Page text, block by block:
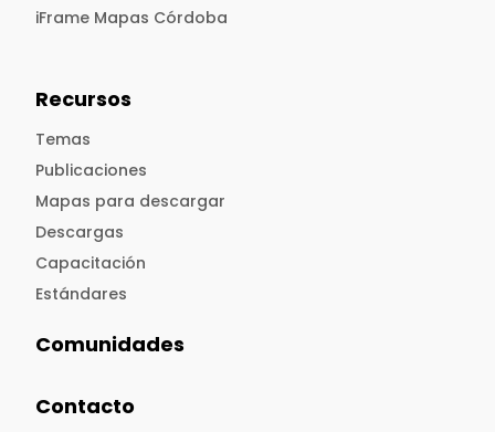
iFrame Mapas Córdoba
Recursos
Temas
Publicaciones
Mapas para descargar
Descargas
Capacitación
Estándares
Comunidades
Contacto